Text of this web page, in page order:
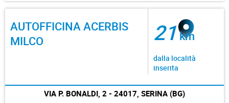
AUTOFFICINA ACERBIS
MILCO
21km
dalla località
inserita
VIA P. BONALDI, 2 - 24017, SERINA (BG)